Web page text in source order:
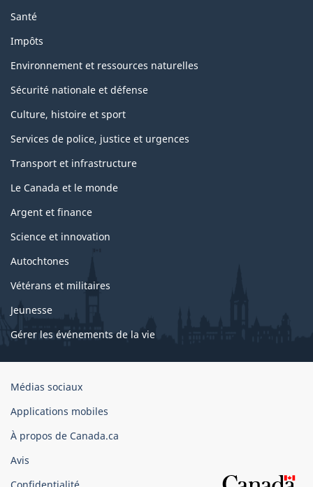
Santé
Impôts
Environnement et ressources naturelles
Sécurité nationale et défense
Culture, histoire et sport
Services de police, justice et urgences
Transport et infrastructure
Le Canada et le monde
Argent et finance
Science et innovation
Autochtones
Vétérans et militaires
Jeunesse
Gérer les événements de la vie
Organisation
gouvernement
du
Canada
Médias sociaux
Applications mobiles
À propos de Canada.ca
Avis